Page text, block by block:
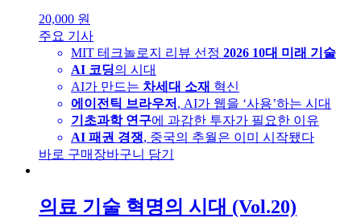
20,000 원
주요 기사
MIT 테크놀로지 리뷰 선정 2026 10대 미래 기술
AI 코딩의 시대
AI가 만드는 차세대 소재 혁신
에이전틱 브라우저 , AI가 웹을 ‘사용’하는 시대
기초과학 연구에 과감한 투자가 필요한 이유
AI 패권 경쟁, 중국의 추월은 이미 시작됐다
바로 구매 장바구니 담기
의료 기술 혁명의 시대 (Vol.20)